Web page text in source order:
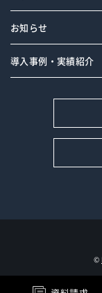
お知らせ
導入事例・実績紹介
©